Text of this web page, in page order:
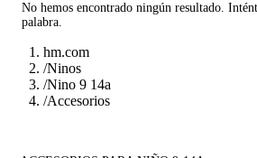
No hemos encontrado ningún resultado.
palabra.
hm.com
/Ninos
/Nino 9 14a
/Accesorios